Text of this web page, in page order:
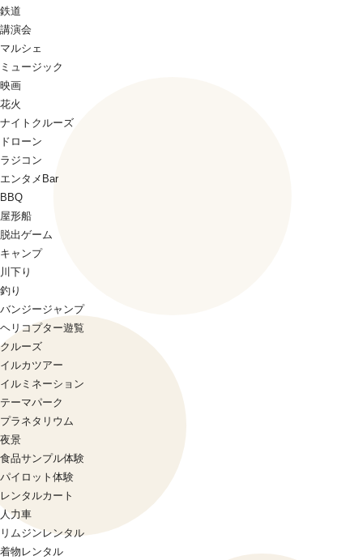
鉄道
講演会
マルシェ
ミュージック
映画
花火
ナイトクルーズ
ドローン
ラジコン
エンタメBar
BBQ
屋形船
脱出ゲーム
キャンプ
川下り
釣り
バンジージャンプ
ヘリコプター遊覧
クルーズ
イルカツアー
イルミネーション
テーマパーク
プラネタリウム
夜景
食品サンプル体験
パイロット体験
レンタルカート
人力車
リムジンレンタル
着物レンタル